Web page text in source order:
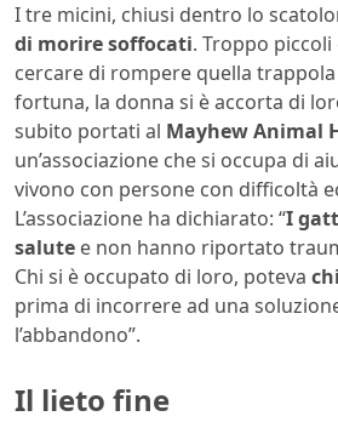
I tre micini, chiusi dentro lo
di morire soffocati. Troppo
cercare di rompere quella
fortuna, la donna si è accorta di
subito portati al Mayhew Animal
un’associazione che si occupa di
vivono con persone con difficoltà
L’associazione ha dichiarato: “I
salute e non hanno riportato
Chi si è occupato di loro, poteva
prima di incorrere ad una
l’abbandono”.
Il lieto fine